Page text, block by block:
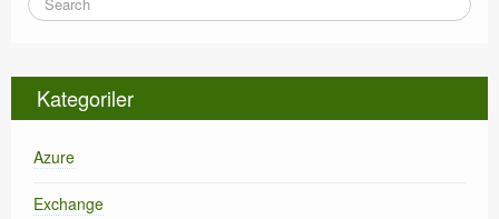
Kategoriler
Azure
Exchange